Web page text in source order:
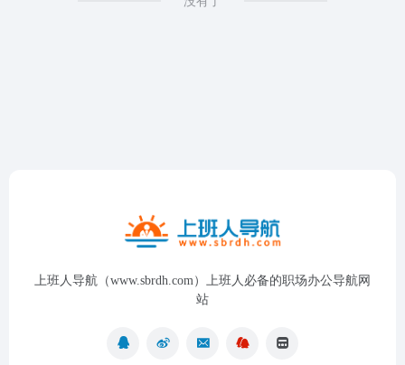
上班人导航（www.sbrdh.com）上班人必备的职场办公导航网
站